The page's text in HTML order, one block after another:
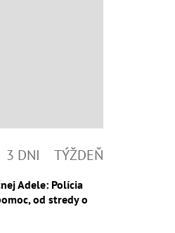
3 DNI TÝŽDEŇ
Adele: Polícia
od stredy o